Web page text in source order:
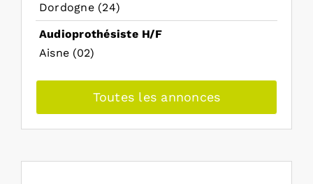
Dordogne (24)
Audioprothésiste H/F
Aisne (02)
Toutes les annonces